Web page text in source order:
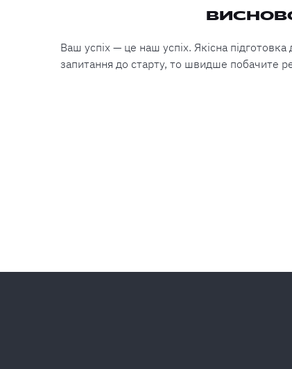
Ваш успіх — це наш успіх. Якісна підготовка
запитання до старту, то швидше побачите